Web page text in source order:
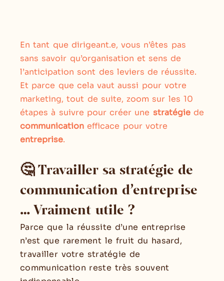
En tant que dirigeant.e, vous n’êtes pas
sans savoir qu’organisation et sens de
l’anticipation sont des leviers de réussite.
Et parce que cela vaut aussi pour votre
marketing, tout de suite, zoom sur les 10
étapes à suivre pour créer une stratégiede
communication efficace pour votre
entreprise.
🤔 Travailler sa stratégie de
communication d’entreprise
… Vraiment utile ?
Parce que la réussite d’une entreprise
n’est que rarement le fruit du hasard,
travailler votre stratégie de
communication reste très souvent